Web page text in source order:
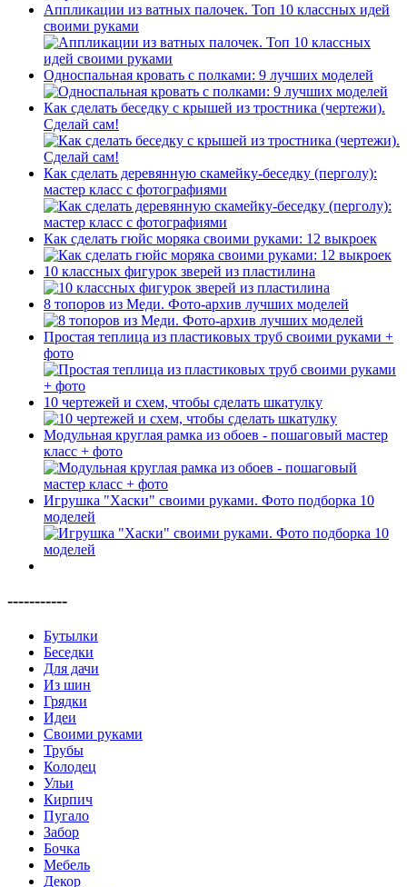
Аппликации из ватных палочек. Топ 10 классных идей
своими руками
Односпальная кровать с полками: 9 лучших моделей
Как сделать беседку с крышей из тростника (чертежи).
Сделай сам!
Как сделать деревянную скамейку-беседку (перголу):
мастер класс с фотографиями
Как сделать гюйс моряка своими руками: 12 выкроек
10 классных фигурок зверей из пластилина
8 топоров из Меди. Фото-архив лучших моделей
Простая теплица из пластиковых труб своими руками +
фото
10 чертежей и схем, чтобы сделать шкатулку
Модульная круглая рамка из обоев - пошаговый мастер
класс + фото
Игрушка "Хаски" своими руками. Фото подборка 10
моделей
-----------
Бутылки
Беседки
Для дачи
Из шин
Грядки
Идеи
Своими руками
Трубы
Колодец
Ульи
Кирпич
Пугало
Забор
Бочка
Мебель
Декор